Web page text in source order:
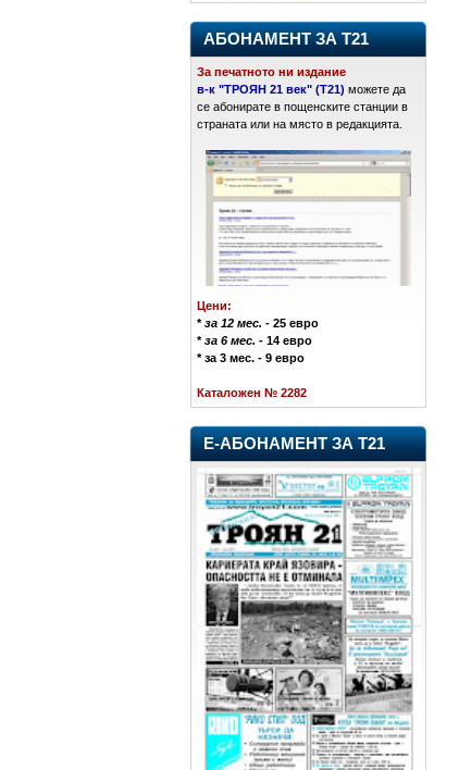
АБОНАМЕНТ ЗА Т21
За печатното ни издание
в-к "ТРОЯН 21 век" (Т21) можете да
се абонирате в пощенските станции в
страната или на място в редакцията.
Цени:
*за 12 мес. - 25 евро
*за 6 мес. - 14 евро
* за 3 мес. - 9 евро
Каталожен № 2282
Е-АБОНАМЕНТ ЗА Т21